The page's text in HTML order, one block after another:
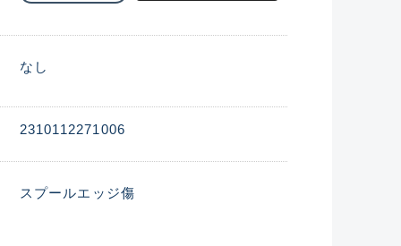
なし
2310112271006
スプールエッジ傷